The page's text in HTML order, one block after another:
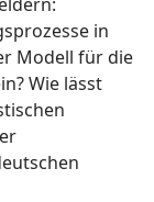
in
Modell für die
Wie lässt